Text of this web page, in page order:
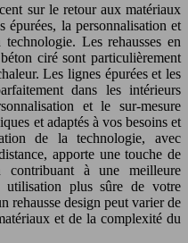
sur le retour aux matériaux
épurées, la personnalisation et
Les rehausses en
ciré sont particulièrement
Les lignes épurées et les
dans les intérieurs
et le sur-mesure
et adaptés à vos besoins et
de la technologie, avec
apporte une touche de
à une meilleure
utilisation plus sûre de votre
rehausse design peut varier de
et de la complexité du